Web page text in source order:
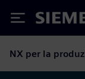
Siemens
NX per la